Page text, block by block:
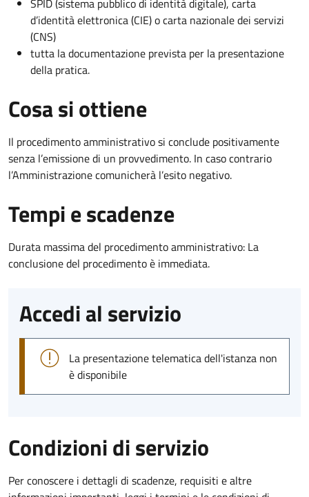
SPID (sistema pubblico di identità digitale), carta
d’identità elettronica (CIE) o carta nazionale dei servizi
(CNS)
tutta la documentazione prevista per la presentazione
della pratica.
Cosa si ottiene
Il procedimento amministrativo si conclude positivamente
senza l’emissione di un provvedimento. In caso contrario
l’Amministrazione comunicherà l’esito negativo.
Tempi e scadenze
Durata massima del procedimento amministrativo: La
conclusione del procedimento è immediata.
Accedi al servizio
La presentazione telematica dell'istanza non
è disponibile
Condizioni di servizio
Per conoscere i dettagli di scadenze, requisiti e altre